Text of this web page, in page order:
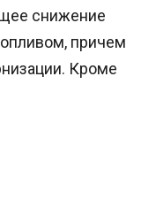
снижение
причем
Кроме